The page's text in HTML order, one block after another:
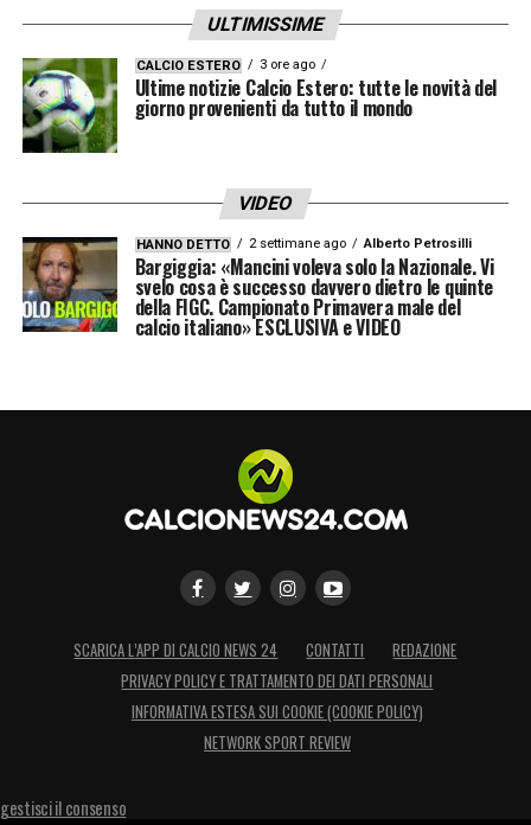
ULTIMISSIME
CALCIO ESTERO 3 ore ago
Ultime notizie Calcio Estero: tutte le novità del
giorno provenienti da tutto il mondo
VIDEO
HANNO DETTO 2 settimane ago Alberto Petrosilli
Bargiggia: «Mancini voleva solo la Nazionale. Vi
svelo cosa è successo davvero dietro le quinte
della FIGC. Campionato Primavera male del
calcio italiano» ESCLUSIVA e VIDEO
SCARICA L’APP DI CALCIO NEWS 24 CONTATTI
REDAZIONE
PRIVACY POLICY E TRATTAMENTO DEI DATI PERSONALI
INFORMATIVA ESTESA SUI COOKIE (COOKIE POLICY)
NETWORK SPORT REVIEW
gestisci il consenso